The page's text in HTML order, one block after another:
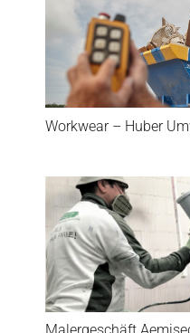
Workwear – Huber